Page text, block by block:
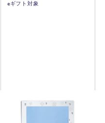
eギフト対象
プシュケ クリア ピクチャー